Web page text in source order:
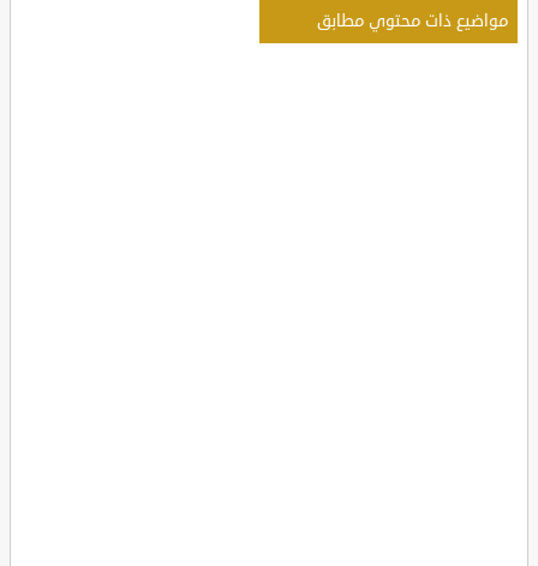
مواضيع ذات محتوي مطابق